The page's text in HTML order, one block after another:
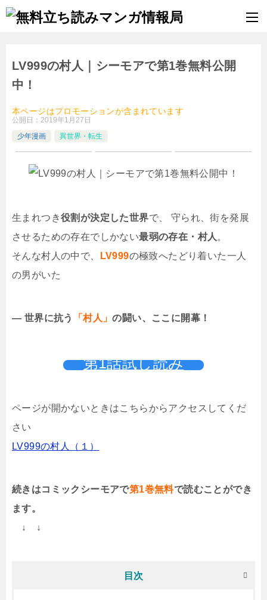
LV999の村人｜シーモアで第1巻無料公開
中！
本ページはプロモーションが含まれています
公開日： 2019年1月27日
少年漫画
異世界・転生
生まれつき役割が決定した世界で、 守られ、街を発展
させるための存在でしかない最弱の存在・村人 。
そんな村人の中で、
LV999の極致へたどり着いた一人
の男がいた
― 世界に抗う 「村人」の闘い、ここに開幕！
第1話試し読み
ページが開かないときはこちらからアクセスしてくだ
さい
LV999の村人（１）
続きはコミックシーモアで第1巻無料で読むことができ
ます。
↓ ↓
目次